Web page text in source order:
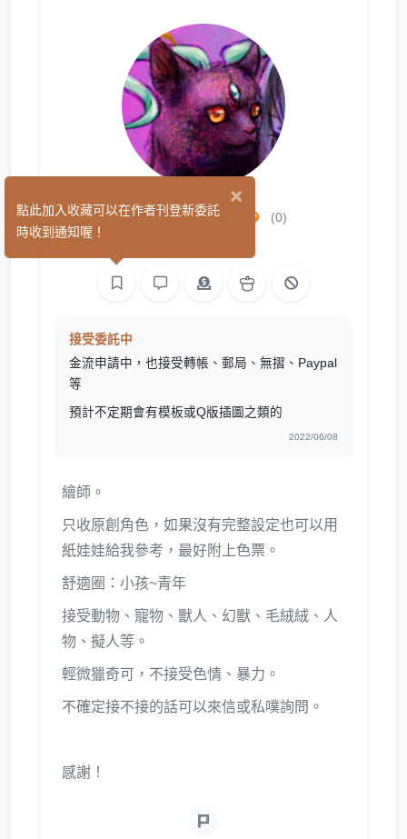
yuku_black (0)
接受委託中
金流申請中，也接受轉帳、郵局、無摺、Paypal
等
預計不定期會有模板或Q版插圖之類的
2022/06/08
繪師。
只收原創角色，如果沒有完整設定也可以用
紙娃娃給我參考，最好附上色票。
舒適圈：小孩~青年
接受動物、寵物、獸人、幻獸、毛絨絨、人
物、擬人等。
輕微獵奇可，不接受色情、暴力。
不確定接不接的話可以來信或私噗詢問。
感謝！
×
點此加入收藏可以在作者刊登新委託
時收到通知喔！